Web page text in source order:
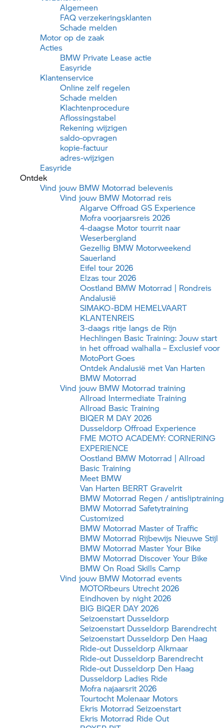
Algemeen
FAQ verzekeringsklanten
Schade melden
Motor op de zaak
Acties
BMW Private Lease actie
Easyride
Klantenservice
Online zelf regelen
Schade melden
Klachtenprocedure
Aflossingstabel
Rekening wijzigen
saldo-opvragen
kopie-factuur
adres-wijzigen
Easyride
Ontdek
Vind jouw BMW Motorrad belevenis
Vind jouw BMW Motorrad reis
Algarve Offroad GS Experience
Mofra voorjaarsreis 2026
4-daagse Motor tourrit naar
Weserbergland
Gezellig BMW Motorweekend
Sauerland
Eifel tour 2026
Elzas tour 2026
Oostland BMW Motorrad | Rondreis
Andalusië
SIMAKO-BDM HEMELVAART
KLANTENREIS
3-daags ritje langs de Rijn
Hechlingen Basic Training: Jouw start
in het offroad walhalla – Exclusief voor
MotoPort Goes
Ontdek Andalusië met Van Harten
BMW Motorrad
Vind jouw BMW Motorrad training
Allroad Intermediate Training
Allroad Basic Training
BIQER M DAY 2026
Dusseldorp Offroad Experience
FME MOTO ACADEMY: CORNERING
EXPERIENCE
Oostland BMW Motorrad | Allroad
Basic Training
Meet BMW
Van Harten BERRT Gravelrit
BMW Motorrad Regen / antisliptraining
BMW Motorrad Safetytraining
Customized
BMW Motorrad Master of Traffic
BMW Motorrad Rijbewijs Nieuwe Stijl
BMW Motorrad Master Your Bike
BMW Motorrad Discover Your Bike
BMW On Road Skills Camp
Vind jouw BMW Motorrad events
MOTORbeurs Utrecht 2026
Eindhoven by night 2026
BIG BIQER DAY 2026
Seizoenstart Dusseldorp
Seizoenstart Dusseldorp Barendrecht
Seizoenstart Dusseldorp Den Haag
Ride-out Dusseldorp Alkmaar
Ride-out Dusseldorp Barendrecht
Ride-out Dusseldorp Den Haag
Dusseldorp Ladies Ride
Mofra najaarsrit 2026
Tourtocht Molenaar Motors
Ekris Motorrad Seizoenstart
Ekris Motorrad Ride Out